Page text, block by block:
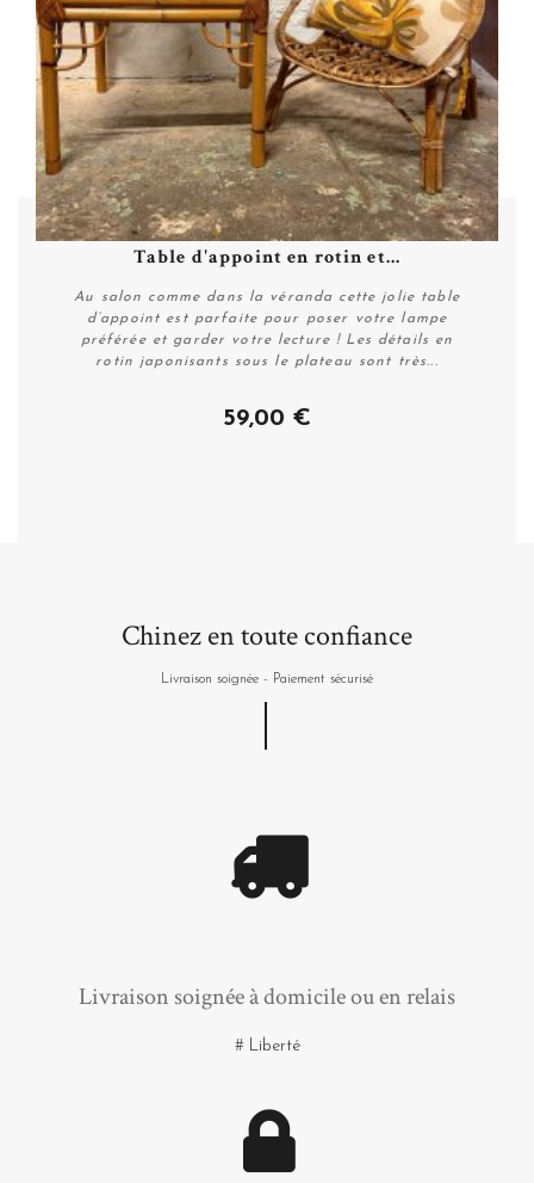
Table d'appoint en rotin et...
Au salon comme dans la véranda cette jolie table
d’appoint est parfaite pour poser votre lampe
préférée et garder votre lecture ! Les détails en
rotin japonisants sous le plateau sont très...
59,00 €
Chinez en toute confiance
Livraison soignée - Paiement sécurisé
Livraison soignée à domicile ou en relais
# Liberté